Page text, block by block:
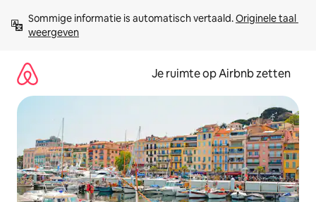
direct
naar
Sommige informatie is automatisch vertaald. Originele taal
weergeven
Je ruimte op Airbnb zetten